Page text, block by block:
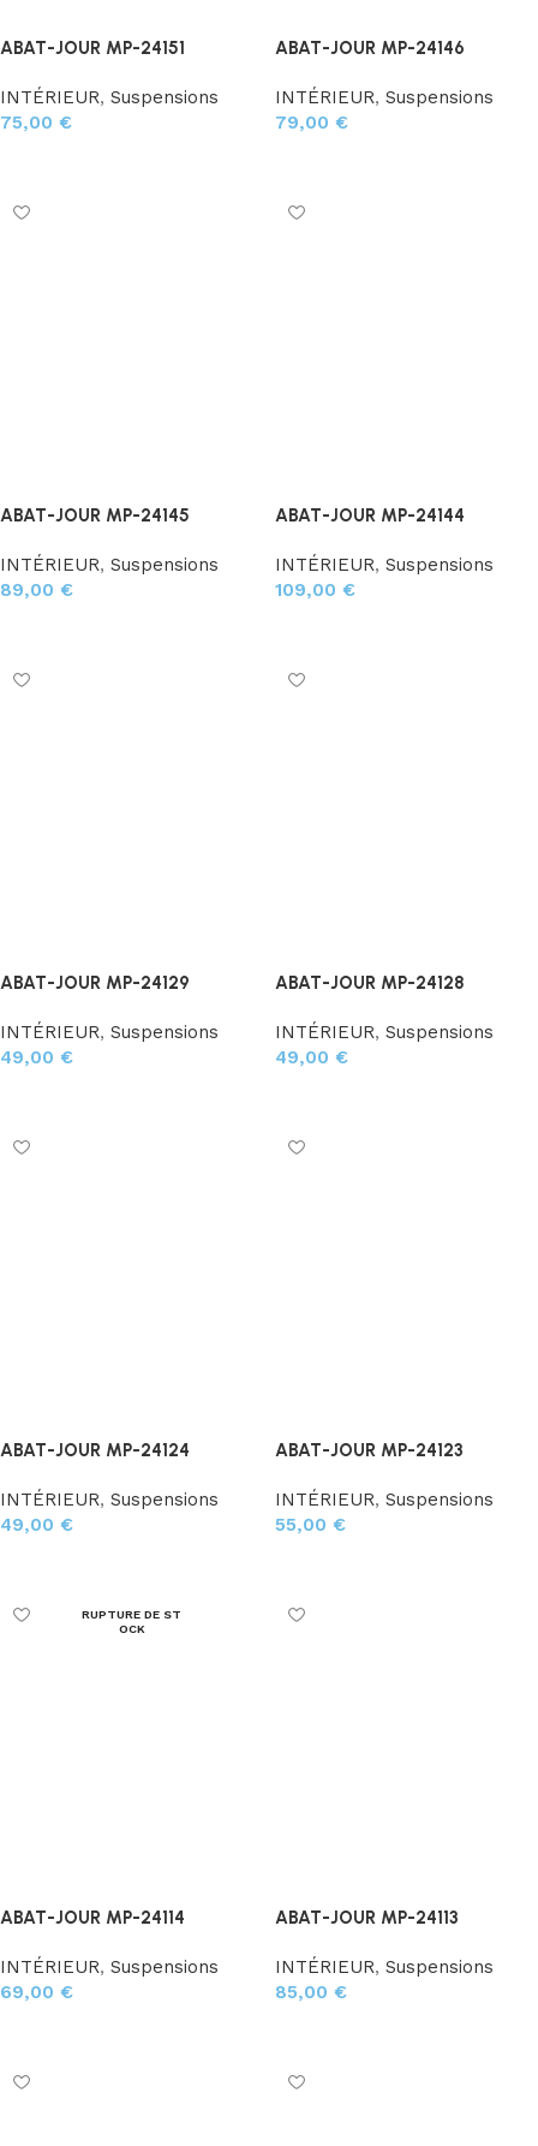
ABAT-JOUR MP-24151
INTÉRIEUR, Suspensions
75,00 €
ABAT-JOUR MP-24146
INTÉRIEUR, Suspensions
79,00 €
ABAT-JOUR MP-24145
INTÉRIEUR, Suspensions
89,00 €
ABAT-JOUR MP-24144
INTÉRIEUR, Suspensions
109,00 €
ABAT-JOUR MP-24129
INTÉRIEUR, Suspensions
49,00 €
ABAT-JOUR MP-24128
INTÉRIEUR, Suspensions
49,00 €
ABAT-JOUR MP-24124
INTÉRIEUR, Suspensions
49,00 €
ABAT-JOUR MP-24123
INTÉRIEUR, Suspensions
55,00 €
RUPTURE DE ST
OCK
ABAT-JOUR MP-24114
INTÉRIEUR, Suspensions
69,00 €
ABAT-JOUR MP-24113
INTÉRIEUR, Suspensions
85,00 €